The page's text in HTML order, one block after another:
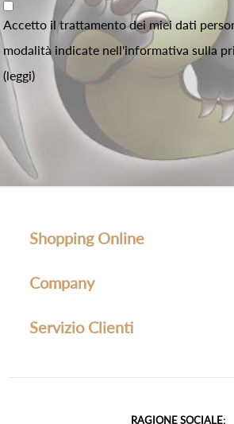
Accetto il trattamento dei miei dati
modalità indicate nell'informativa sulla
(leggi)
Shopping Online
Company
Servizio Clienti
RAGIONE SOCIALE: